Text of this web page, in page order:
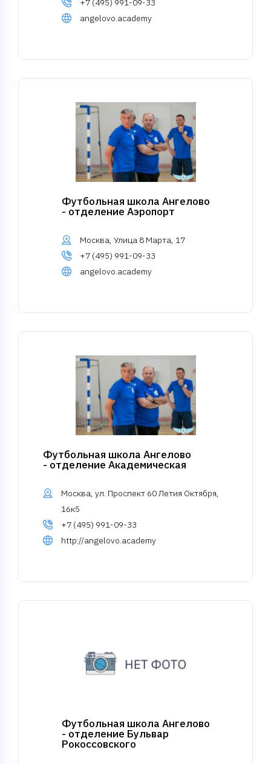
+7 (495) 991-09-33
angelovo.academy
Футбольная школа Ангелово
- отделение Аэропорт
Москва, Улица 8 Марта, 17
+7 (495) 991-09-33
angelovo.academy
Футбольная школа Ангелово
- отделение Академическая
Москва, ул. Проспект 60 Летия Октября,
16к5
+7 (495) 991-09-33
http://angelovo.academy
Футбольная школа Ангелово
- отделение Бульвар
Рокоссовского